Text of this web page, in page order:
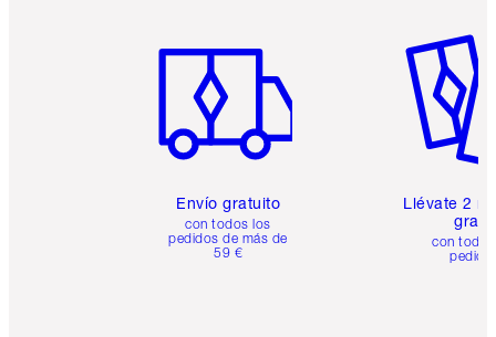
Envío gratuito
con todos los
pedidos de más de
59 €
Llévate 2
gratis
con